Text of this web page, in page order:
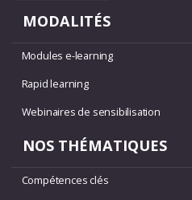
MODALITÉS
Modules e-learning
Rapid learning
Webinaires de sensibilisation
NOS THÉMATIQUES
Compétences clés